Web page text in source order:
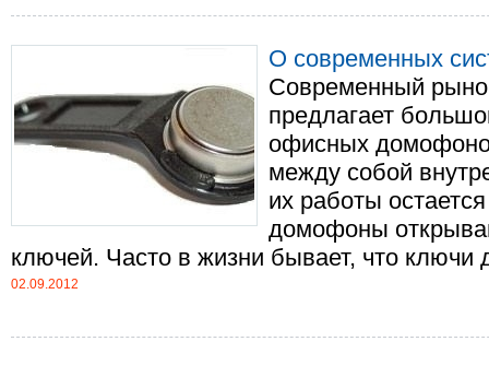
О современных
Современный
предлагает
офисных
между собой
их работы
домофоны
ключей. Часто в жизни бывает, что ключи
02.09.2012